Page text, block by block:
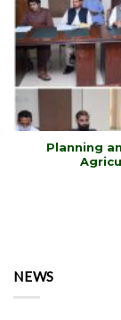
Planning
NEWS